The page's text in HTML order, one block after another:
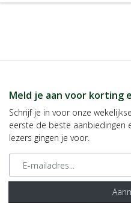
Meld je aan voor korting
Schrijf je in voor onze
eerste de beste aanbiedingen
lezers gingen je voor.
E-mailadres